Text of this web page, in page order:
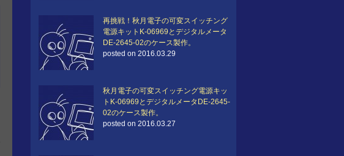
再挑戦！秋月電子の可変スイッチング
電源キットK-06969とデジタルメータ
DE-2645-02のケース製作。
posted on 2016.03.29
秋月電子の可変スイッチング電源キッ
トK-06969とデジタルメータDE-2645-
02のケース製作。
posted on 2016.03.27